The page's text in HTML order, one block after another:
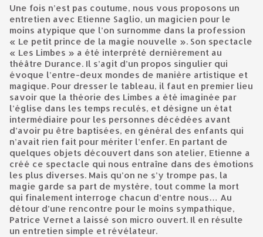
Une fois n’est pas coutume, nous vous proposons un
entretien avec Etienne Saglio, un magicien pour le
moins atypique que l’on surnomme dans la profession
« Le petit prince de la magie nouvelle ». Son spectacle
« Les Limbes » a été interprété dernièrement au
théâtre Durance. Il s’agit d’un propos singulier qui
évoque l’entre-deux mondes de manière artistique et
magique. Pour dresser le tableau, il faut en premier lieu
savoir que la théorie des Limbes a été imaginée par
l’église dans les temps reculés, et désigne un état
intermédiaire pour les personnes décédées avant
d’avoir pu être baptisées, en général des enfants qui
n’avait rien fait pour mériter l’enfer. En partant de
quelques objets découvert dans son atelier, Etienne a
créé ce spectacle qui nous entraîne dans des émotions
les plus diverses. Mais qu’on ne s’y trompe pas, la
magie garde sa part de mystère, tout comme la mort
qui finalement interroge chacun d’entre nous… Au
détour d’une rencontre pour le moins sympathique,
Patrice Vernet a laissé son micro ouvert. Il en résulte
un entretien simple et révélateur.